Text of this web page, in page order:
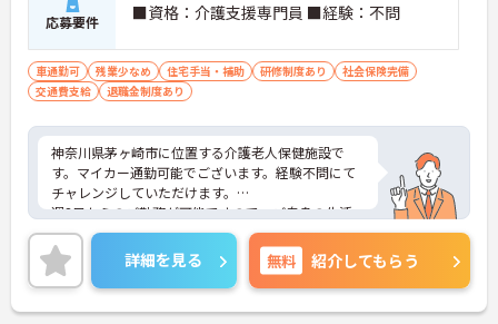
応募要件 ■資格：介護支援専門員 ■経験：不問
車通勤可 残業少なめ 住宅手当・補助 研修制度あり
社会保険完備
交通費支給
退職金制度あり
神奈川県茅ヶ崎市に位置する介護老人保健施設で
す。マイカー通勤可能でございます。経験不問にて
チャレンジしていただけます。
週3日からのご勤務が可能ですので、ご自身の生活
スタイルに合わせて無理のない範囲で働いていただ
けます。
ご興味のある方には、面接対策ポイントなど、さら
に詳細をお話しいたしますのでお気軽にご相談くだ
さい！
詳細を見る 無料 紹介してもらう